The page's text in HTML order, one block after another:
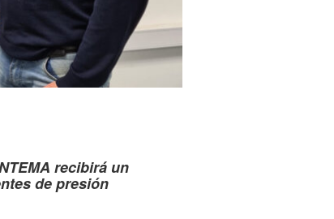
recibirá un
de presión